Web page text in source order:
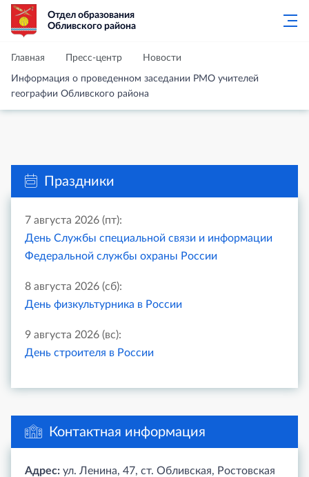
Отдел образования
Обливского района
Главная Пресс-центр Новости
Информация о проведенном заседании РМО учителей
географии Обливского района
Праздники
7 августа 2026 (пт):
День Службы специальной связи и информации
Федеральной службы охраны России
8 августа 2026 (сб):
День физкультурника в России
9 августа 2026 (вс):
День строителя в России
Контактная информация
Адрес: ул. Ленина, 47, ст. Обливская, Ростовская